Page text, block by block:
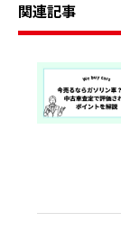
関連記事